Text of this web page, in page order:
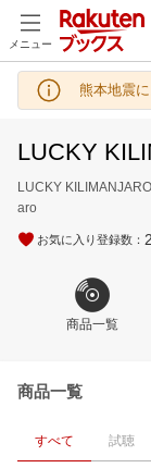
メニュー
熊本地震
LUCKY
LUCKY KILIMANJARO
aro
お気に入り登録数：
商品一覧
商品一覧
すべて 試聴